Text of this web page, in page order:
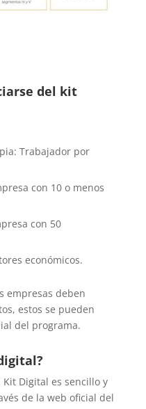
del kit
Trabajador por
con 10 o menos
con 50
económicos.
empresas deben
estos se pueden
del programa.
Digital es sencillo y
de la web oficial del